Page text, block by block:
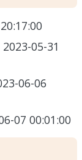
2023-05-31
06-06
07 00:01:00